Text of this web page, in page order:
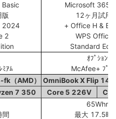
版
2024
2
Microsoft 365
12ヶ月試用
+ Office H & B
WPS Office
Standard
ﾐｱﾑ
ｵﾌﾟｼｮﾝ
McAfee+ ﾌﾟﾚ
（AMD）
OmniBook X Flip 14-
7 350 Core 5 226V
間
65Whr
最大 17.5時